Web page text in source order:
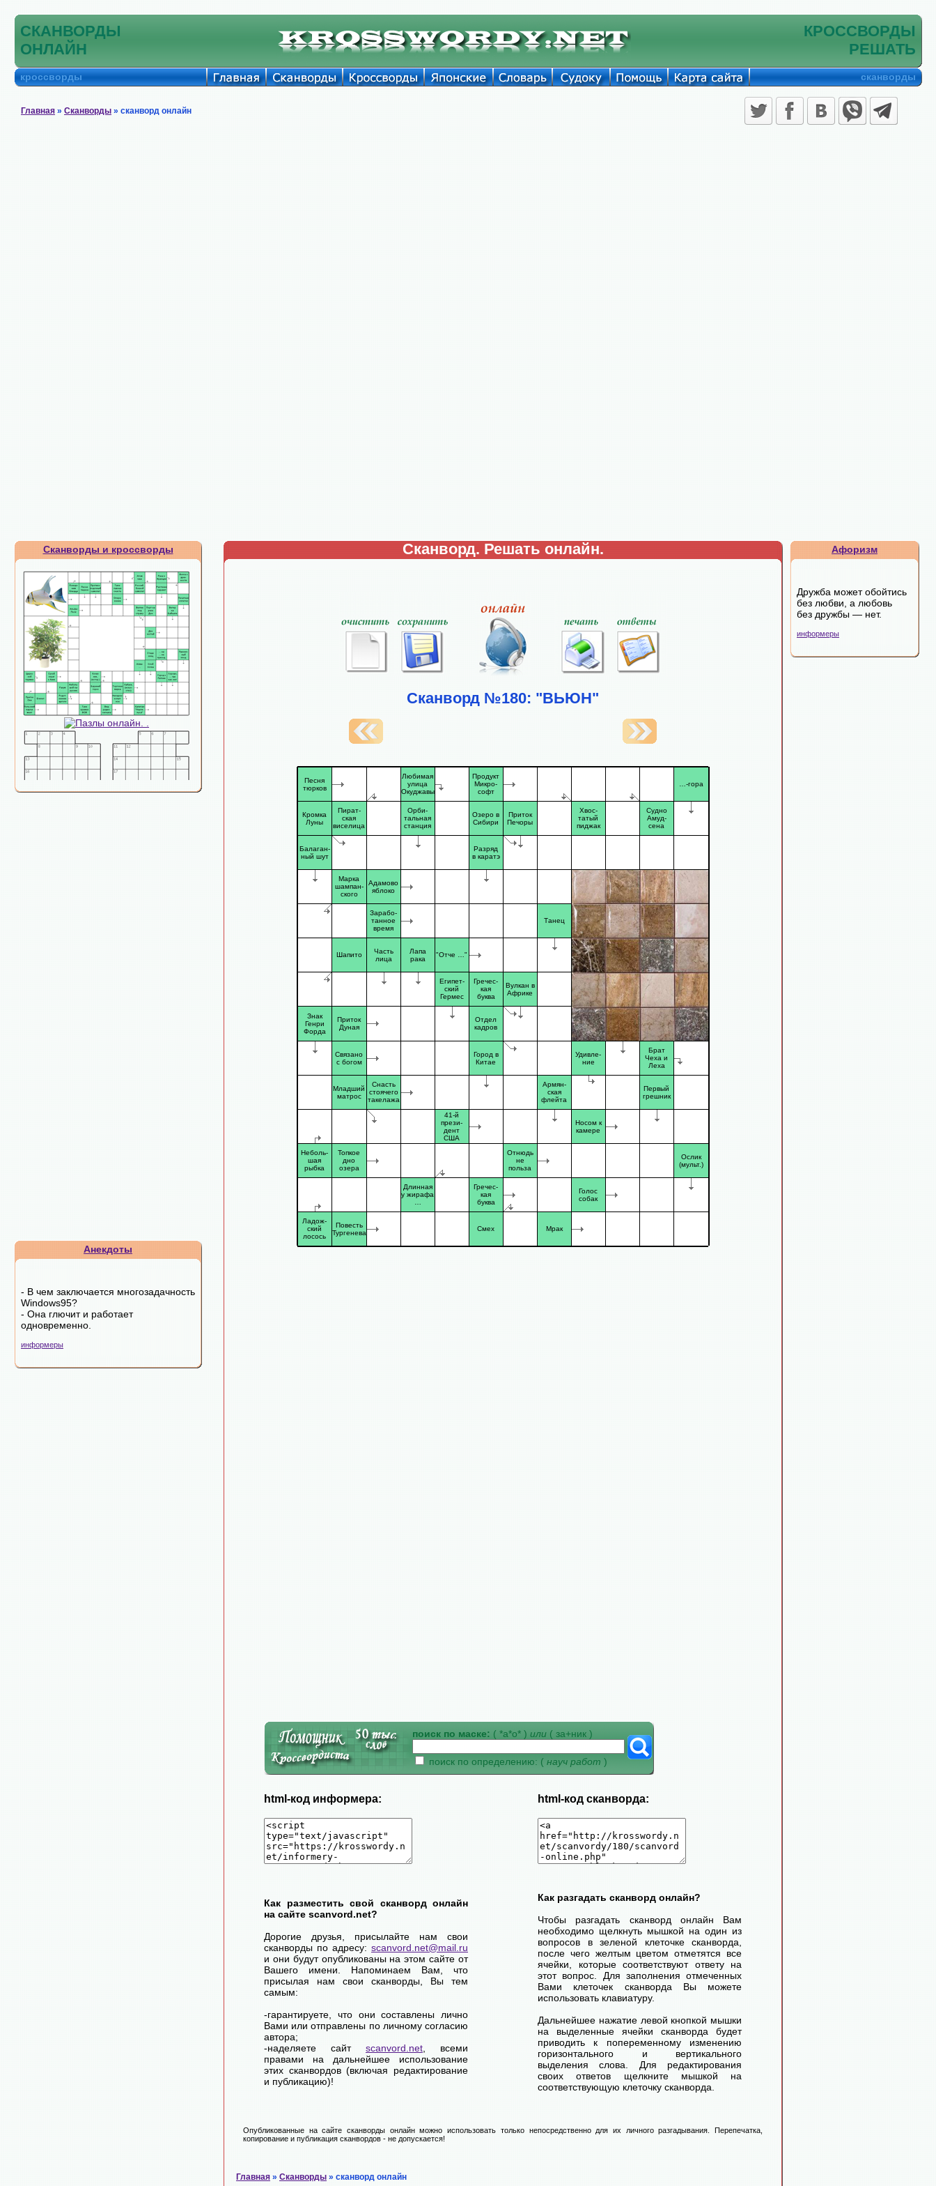
СКАНВОРДЫ
ОНЛАЙН
КРОССВОРДЫ
РЕШАТЬ
кроссворды сканворды
Главная » Сканворды » сканворд онлайн
Сканворды и кроссворды
Анекдоты
- В чем заключается многозадачность
Windows95?
- Она глючит и работает
одновременно.
информеры
Сканворд. Решать онлайн.
Сканворд №180: "ВЬЮН"
Песня
тюрков
Любимая
улица
Окуджавы
Продукт
Микро-
софт
…-гора
Кромка
Луны
Пират-
ская
виселица
Орби-
тальная
станция
Озеро в
Сибири
Приток
Печоры
Хвос-
татый
пиджак
Судно
Амуд-
сена
Балаган-
ный шут
Разряд
в каратэ
Марка
шампан-
ского
Адамово
яблоко
Зарабо-
танное
время
Танец
Шапито
Часть
лица
Лапа
рака
"Отче …"
Египет-
ский
Гермес
Гречес-
кая
буква
Вулкан в
Африке
Знак
Генри
Форда
Приток
Дуная
Отдел
кадров
Связано
с богом
Город в
Китае
Удивле-
ние
Брат
Чеха и
Леха
Младший
матрос
Снасть
стоячего
такелажа
Армян-
ская
флейта
Первый
грешник
41-й
прези-
дент
США
Носом к
камере
Неболь-
шая
рыбка
Топкое
дно
озера
Отнюдь
не
польза
Ослик
(мульт.)
Длинная
у жирафа
Гречес-
кая
буква
Голос
собак
Ладож-
ский
лосось
Повесть
Тургенева
Смех Мрак
поиск по маске: ( *а*о* ) или ( за+ник )
поиск по определению: ( науч работ )
html-код информера: html-код сканворда:
Как разместить свой сканворд онлайн
на сайте scanvord.net?
Дорогие друзья, присылайте нам свои
сканворды по адресу: scanvord.net@mail.ru
и они будут опубликованы на этом сайте от
Вашего имени. Напоминаем Вам, что
присылая нам свои сканворды, Вы тем
самым:
-гарантируете, что они составлены лично
Вами или отправлены по личному согласию
автора;
-наделяете сайт scanvord.net , всеми
правами на дальнейшее использование
этих сканвордов (включая редактирование
и публикацию)!
Как разгадать сканворд онлайн?
Чтобы разгадать сканворд онлайн Вам
необходимо щелкнуть мышкой на один из
вопросов в зеленой клеточке сканворда,
после чего желтым цветом отметятся все
ячейки, которые соответствуют ответу на
этот вопрос. Для заполнения отмеченных
Вами клеточек сканворда Вы можете
использовать клавиатуру.
Дальнейшее нажатие левой кнопкой мышки
на выделенные ячейки сканворда будет
приводить к попеременному изменению
горизонтального и вертикального
выделения слова. Для редактирования
своих ответов щелкните мышкой на
соответствующую клеточку сканворда.
Опубликованные на сайте сканворды онлайн можно использовать только непосредственно для их личного разгадывания. Перепечатка,
копирование и публикация сканвордов - не допускается!
Главная » Сканворды » сканворд онлайн
Афоризм
Дружба может обойтись
без любви, а любовь
без дружбы — нет.
информеры